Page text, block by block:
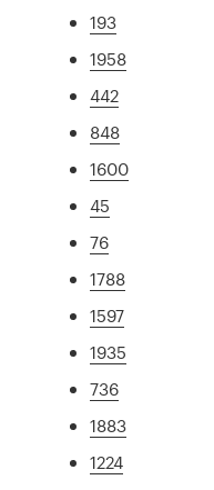
193
1958
442
848
1600
45
76
1788
1597
1935
736
1883
1224